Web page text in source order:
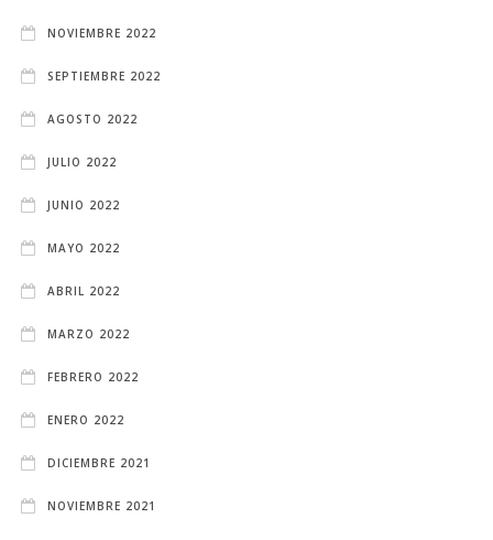
NOVIEMBRE 2022
SEPTIEMBRE 2022
AGOSTO 2022
JULIO 2022
JUNIO 2022
MAYO 2022
ABRIL 2022
MARZO 2022
FEBRERO 2022
ENERO 2022
DICIEMBRE 2021
NOVIEMBRE 2021